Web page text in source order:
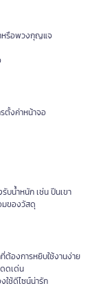
าหรือพวงกุญแจ
ตั้งค่าหน้าจอ
บน้ำหนัก เช่น ปีนเขา
มของวัสดุ
องการหยิบใช้งานง่าย
ดเด่น
ใช้ดีไซน์น่ารัก